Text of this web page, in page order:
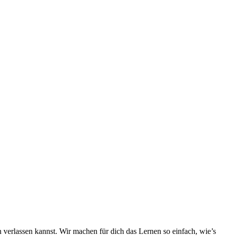
kannst. Wir machen für dich das Lernen so einfach, wie’s